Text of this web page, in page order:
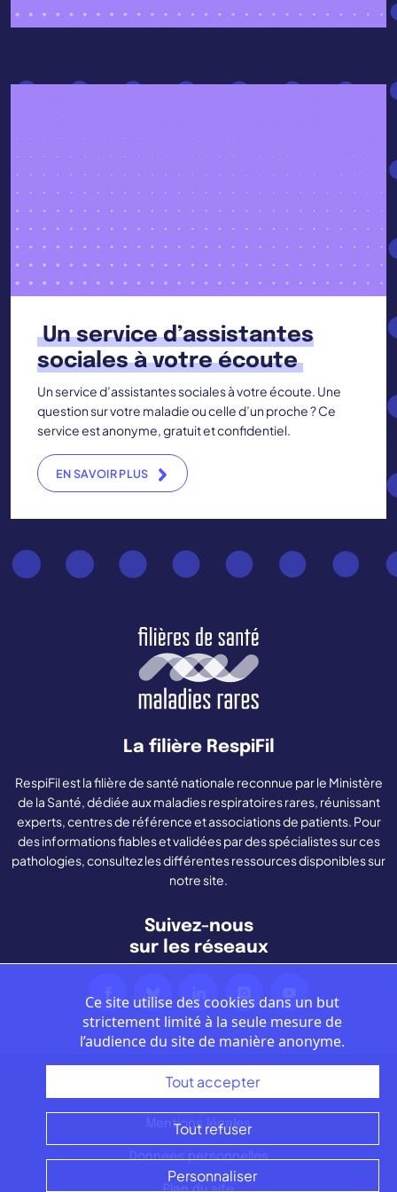
Un service d’assistantes
sociales à votre écoute
Un service d’assistantes sociales à votre écoute. Une
question sur votre maladie ou celle d’un proche ? Ce
service est anonyme, gratuit et confidentiel.
EN SAVOIR PLUS
La filière RespiFil
RespiFil est la filière de santé nationale reconnue par le Ministère
de la Santé, dédiée aux maladies respiratoires rares, réunissant
experts, centres de référence et associations de patients. Pour
des informations fiables et validées par des spécialistes sur ces
pathologies, consultez les différentes ressources disponibles sur
notre site.
Suivez-nous
sur les réseaux
Nous contacter
Mentions légales
Données personnelles
Ce site utilise des cookies dans un but
strictement limité à la seule mesure de
l’audience du site de manière anonyme.
Tout accepter
Tout refuser
Personnaliser